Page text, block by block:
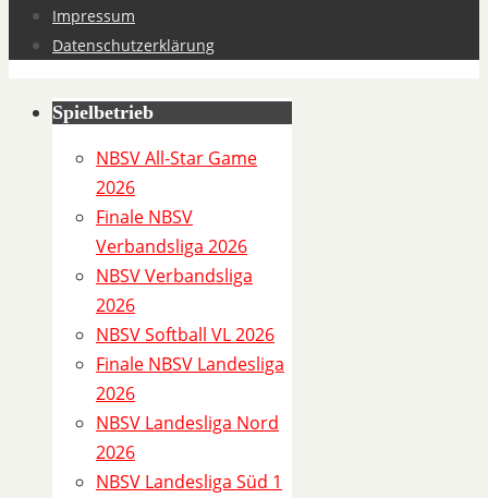
Impressum
Datenschutzerklärung
S
p
e
l
D
t
a
l
Spielbetrieb
NBSV All-Star Game
2026
Finale NBSV
Verbandsliga 2026
NBSV Verbandsliga
2026
NBSV Softball VL 2026
Finale NBSV Landesliga
2026
NBSV Landesliga Nord
2026
NBSV Landesliga Süd 1